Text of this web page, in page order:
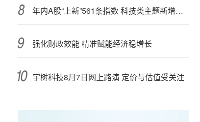
年内A股“上新”561条指数 科技类主题新增较多
强化财政效能 精准赋能经济稳增长
宇树科技8月7日网上路演 定价与估值受关注